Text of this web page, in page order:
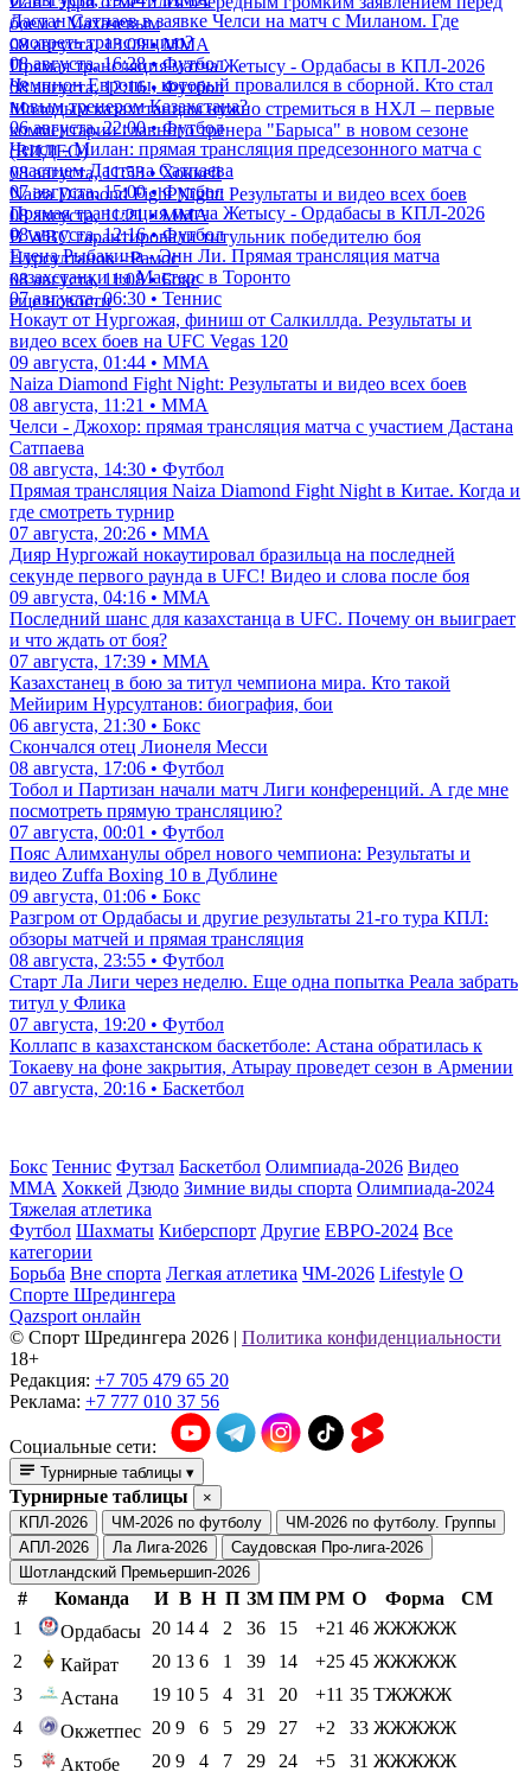
боем с Махачевым
08 августа, 13:09 • ММА
Прямая трансляция матча Жетысу - Ордабасы в КПЛ-2026
08 августа, 12:16 • Футбол
Молодым казахстанцам нужно стремиться в НХЛ – первые
комментарии главного тренера "Барыса" в новом сезоне
(ВИДЕО)
08 августа, 11:53 • Хоккей
Naiza Diamond Fight Night: Результаты и видео всех боев
08 августа, 11:21 • ММА
В WBC гарантировали титульник победителю боя
Нурсултанов - Рамос
08 августа, 11:08 • Бокс
еще новости
Дастан Сатпаев в заявке Челси на матч с Миланом. Где
смотреть трансляцию?
08 августа, 16:28 • Футбол
Чемпион Европы, который провалился в сборной. Кто стал
новым тренером Казахстана?
06 августа, 22:00 • Футбол
Челси - Милан: прямая трансляция предсезонного матча с
участием Дастана Сатпаева
07 августа, 15:00 • Футбол
Прямая трансляция матча Жетысу - Ордабасы в КПЛ-2026
08 августа, 12:16 • Футбол
Елена Рыбакина - Энн Ли. Прямая трансляция матча
казахстанки на Мастерс в Торонто
07 августа, 06:30 • Теннис
Нокаут от Нургожая, финиш от Салкиллда. Результаты и
видео всех боев на UFC Vegas 120
09 августа, 01:44 • ММА
Naiza Diamond Fight Night: Результаты и видео всех боев
08 августа, 11:21 • ММА
Челси - Джохор: прямая трансляция матча с участием Дастана
Сатпаева
08 августа, 14:30 • Футбол
Прямая трансляция Naiza Diamond Fight Night в Китае. Когда и
где смотреть турнир
07 августа, 20:26 • ММА
Дияр Нургожай нокаутировал бразильца на последней
секунде первого раунда в UFC! Видео и слова после боя
09 августа, 04:16 • ММА
Последний шанс для казахстанца в UFC. Почему он выиграет
и что ждать от боя?
07 августа, 17:39 • ММА
Казахстанец в бою за титул чемпиона мира. Кто такой
Мейирим Нурсултанов: биография, бои
06 августа, 21:30 • Бокс
Скончался отец Лионеля Месси
08 августа, 17:06 • Футбол
Тобол и Партизан начали матч Лиги конференций. А где мне
посмотреть прямую трансляцию?
07 августа, 00:01 • Футбол
Пояс Алимханулы обрел нового чемпиона: Результаты и
видео Zuffa Boxing 10 в Дублине
09 августа, 01:06 • Бокс
Разгром от Ордабасы и другие результаты 21-го тура КПЛ:
обзоры матчей и прямая трансляция
08 августа, 23:55 • Футбол
Старт Ла Лиги через неделю. Еще одна попытка Реала забрать
титул у Флика
07 августа, 19:20 • Футбол
Коллапс в казахстанском баскетболе: Астана обратилась к
Токаеву на фоне закрытия, Атырау проведет сезон в Армении
07 августа, 20:16 • Баскетбол
Бокс Теннис Футзал Баскетбол Олимпиада-2026 Видео
ММА Хоккей Дзюдо Зимние виды спорта Олимпиада-2024
Тяжелая атлетика
Футбол Шахматы Киберспорт Другие ЕВРО-2024 Все
категории
Борьба Вне спорта Легкая атлетика ЧМ-2026 Lifestyle О
Спорте Шредингера
Qazsport онлайн
© Cпорт Шредингера 2026 | Политика конфиденциальности
18+
Редакция: +7 705 479 65 20
Реклама: +7 777 010 37 56
Социальные сети:
Турнирные таблицы ▾
Турнирные таблицы
×
КПЛ-2026
ЧМ-2026 по футболу
ЧМ-2026 по футболу. Группы
АПЛ-2026
Ла Лига-2026
Саудовская Про-лига-2026
Шотландский Премьершип-2026
# Команда И В Н П ЗМ ПМ РМ О Форма
СМ
1
Ордабасы 20 14 4 2 36 15 +21 46 ЖЖЖЖЖ
2
Кайрат 20 13 6 1 39 14 +25 45 ЖЖЖЖЖ
3
Астана 19 10 5 4 31 20 +11 35 ТЖЖЖЖ
4
Окжетпес 20 9 6 5 29 27 +2 33 ЖЖЖЖЖ
5
Актобе 20 9 4 7 29 24 +5 31 ЖЖЖЖЖ